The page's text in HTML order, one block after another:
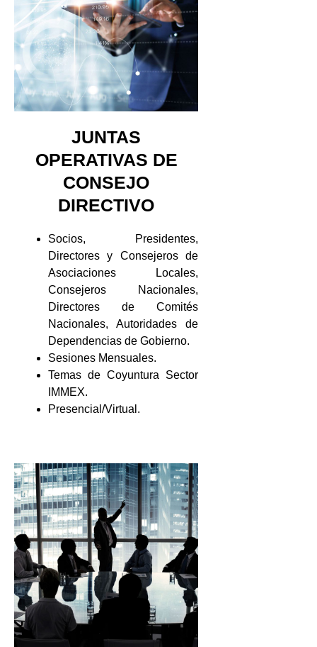
JUNTAS
OPERATIVAS DE
CONSEJO
DIRECTIVO
Socios, Presidentes,
Directores y Consejeros de
Asociaciones Locales,
Consejeros Nacionales,
Directores de Comités
Nacionales, Autoridades de
Dependencias de Gobierno.
Sesiones Mensuales.
Temas de Coyuntura Sector
IMMEX.
Presencial/Virtual.